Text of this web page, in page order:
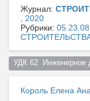
Журнал:
, 2020
Рубрики:
УДК 62  Инженерное
Король Елена